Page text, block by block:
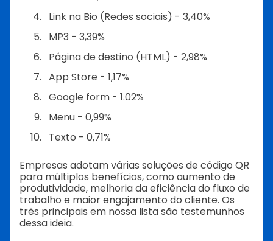
Link na Bio (Redes sociais) - 3,40%
MP3 - 3,39%
Página de destino (HTML) - 2,98%
App Store - 1,17%
Google form - 1.02%
Menu - 0,99%
Texto - 0,71%
Empresas adotam várias soluções de código QR
para múltiplos benefícios, como aumento de
produtividade, melhoria da eficiência do fluxo de
trabalho e maior engajamento do cliente. Os
três principais em nossa lista são testemunhos
dessa ideia.